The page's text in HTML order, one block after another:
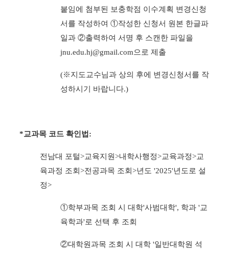
붙임에 첨부된 보충학점 이수계획 변경신청
서를 작성하여 ①작성한 신청서 원본 한글파
일과 ②출력하여 서명 후 스캔한 파일을
jnu.edu.hj@gmail.com으로 제출
(※지도교수님과 상의 후에 변경신청서를 작
성하시기 바랍니다.)
*교과목 코드 확인법:
전남대 포털>교육지원>내학사행정>교육과정>교
육과정 조회>전공과목 조회>년도 '2025'년도로 설
정>
①학부과목 조회 시 대학'사범대학', 학과 '교
육학과'로 선택 후 조회
②대학원과목 조회 시 대학 '일반대학원 석